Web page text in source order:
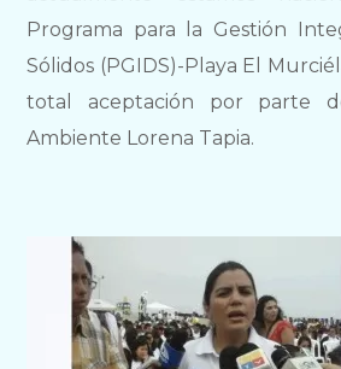
Programa para la Gestión
Sólidos (PGIDS)-Playa El
total aceptación por parte
Ambiente Lorena Tapia.